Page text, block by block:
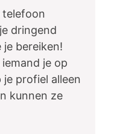
telefoon
dringend
bereiken!
je op
profiel alleen
kunnen ze